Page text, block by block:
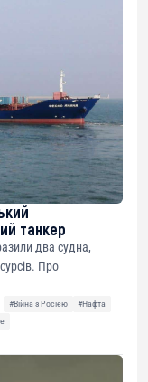
танкер
два судна,
Про
#Війна з Росією
#Нафта